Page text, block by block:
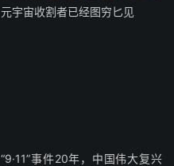
元宇宙收割者已经图穷匕见
“9·11”事件20年，中国伟大复兴